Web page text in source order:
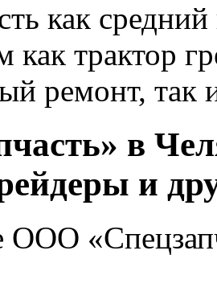
как
как трактор
ремонт,
в
и
ООО